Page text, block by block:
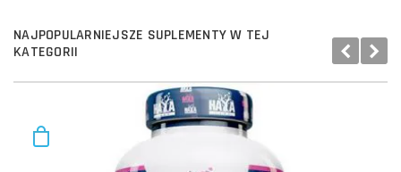
NAJPOPULARNIEJSZE SUPLEMENTY W TEJ
KATEGORII